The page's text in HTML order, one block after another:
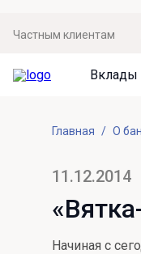
Частным клиентам
Вклады
Не упусти
Просто вклад
Кредит под
Кредит на
Дебетовая
Премиальная
Пенсионная
Все карты
Курсы валют
Курсы валют
Оплата
Оценка
Подбор
Акция
Акция «Ставка
Главная О
11.12.2014
Начиная с